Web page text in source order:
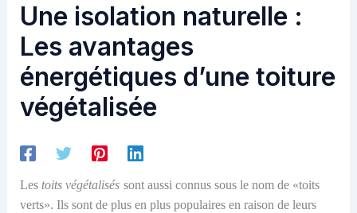
Une isolation naturelle :
Les avantages
énergétiques d’une toiture
végétalisée
Les toitsvégétalisés sont aussi connus sous le nom de «toits
verts». Ils sont de plus en plus populaires en raison de leurs